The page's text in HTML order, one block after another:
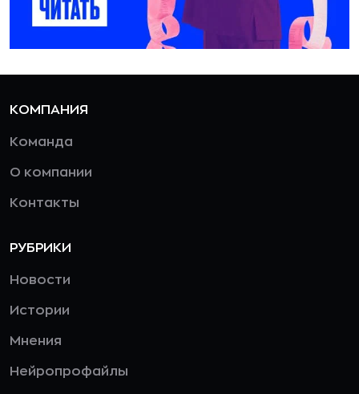
КОМПАНИЯ
Команда
О компании
Контакты
РУБРИКИ
Новости
Истории
Мнения
Нейропрофайлы